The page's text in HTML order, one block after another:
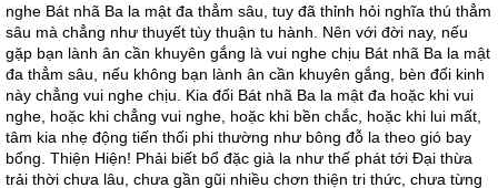
nghe Bát nhã Ba la mật đa thẳm sâu, tuy đã thỉnh hỏi nghĩa thú thẳm
sâu mà chẳng như thuyết tùy thuận tu hành. Nên với đời nay, nếu
gặp bạn lành ân cần khuyên gắng là vui nghe chịu Bát nhã Ba la mật
đa thẳm sâu, nếu không bạn lành ân cần khuyên gắng, bèn đối kinh
này chẳng vui nghe chịu. Kia đối Bát nhã Ba la mật đa hoặc khi vui
nghe, hoặc khi chẳng vui nghe, hoặc khi bền chắc, hoặc khi lui mất,
tâm kia nhẹ động tiến thối phi thường như bông đỗ la theo gió bay
bổng. Thiện Hiện! Phải biết bổ đặc già la như thế phát tới Đại thừa
trải thời chưa lâu, chưa gần gũi nhiều chơn thiện tri thức, chưa từng